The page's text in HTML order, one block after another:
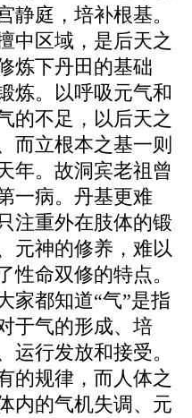
静庭，培补根基。
中区域，是后天之
炼下丹田的基础
炼。以呼吸元气和
的不足，以后天之
而立根本之基一则
年。故洞宾老祖曾
一病。丹基更难
注重外在肢体的锻
元神的修养，难以
性命双修的特点。
家都知道“气”是指
于气的形成、培
运行发放和接受。
的规律，而人体之
内的气机失调、元